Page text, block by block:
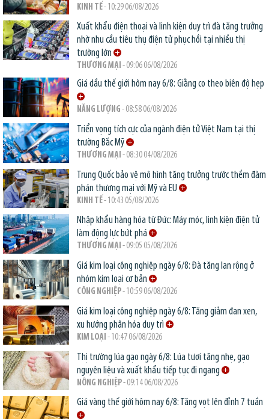
KINH TẾ- 10:29 06/08/2026
Xuất khẩu điện thoại và linh kiện duy trì đà tăng trưởng
nhờ nhu cầu tiêu thụ điện tử phục hồi tại nhiều thị
trường lớn
THƯƠNG MẠI - 09:06 06/08/2026
Giá dầu thế giới hôm nay 6/8: Giằng co theo biên độ hẹp
NĂNG LƯỢNG - 08:58 06/08/2026
Triển vọng tích cực của ngành điện tử Việt Nam tại thị
trường Bắc Mỹ
THƯƠNG MẠI - 08:30 04/08/2026
Trung Quốc bảo vệ mô hình tăng trưởng trước thềm đàm
phán thương mại với Mỹ và EU
KINH TẾ- 10:43 05/08/2026
Nhập khẩu hàng hóa từ Đức: Máy móc, linh kiện điện tử
làm động lực bứt phá
THƯƠNG MẠI - 09:05 05/08/2026
Giá kim loại công nghiệp ngày 6/8: Đà tăng lan rộng ở
nhóm kim loại cơ bản
CÔNG NGHIỆP- 10:59 06/08/2026
Giá kim loại công nghiệp ngày 6/8: Tăng giảm đan xen,
xu hướng phân hóa duy trì
KIM LOẠI - 10:47 06/08/2026
Thị trường lúa gạo ngày 6/8: Lúa tươi tăng nhẹ, gạo
nguyên liệu và xuất khẩu tiếp tục đi ngang
NÔNG NGHIỆP- 09:14 06/08/2026
Giá vàng thế giới hôm nay 6/8: Tăng vọt lên đỉnh 7 tuần